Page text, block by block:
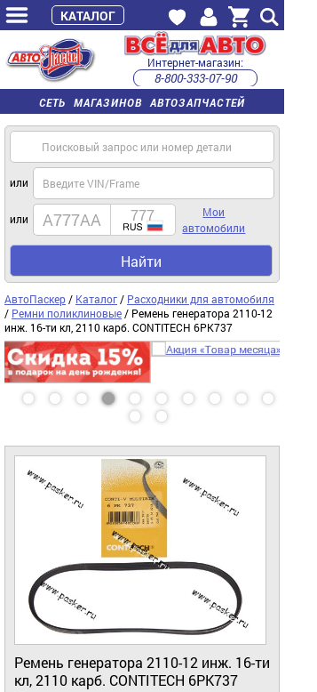
СЕТЬ МАГАЗИНОВ АВТОЗАПЧАСТЕЙ
Интернет-магазин:
8-800-333-07-90
часы работы с 9:00 до 22:00 (пн-пт)
или
или
Мои
автомобили
Найти
АвтоПаскер / Каталог / Расходники для автомобиля
/ Ремни поликлиновые / Ремень генератора 2110-12
инж. 16-ти кл, 2110 карб. CONTITECH 6PK737
Ремень генератора 2110-12 инж. 16-ти
кл, 2110 карб. CONTITECH 6PK737
КАТАЛОГ